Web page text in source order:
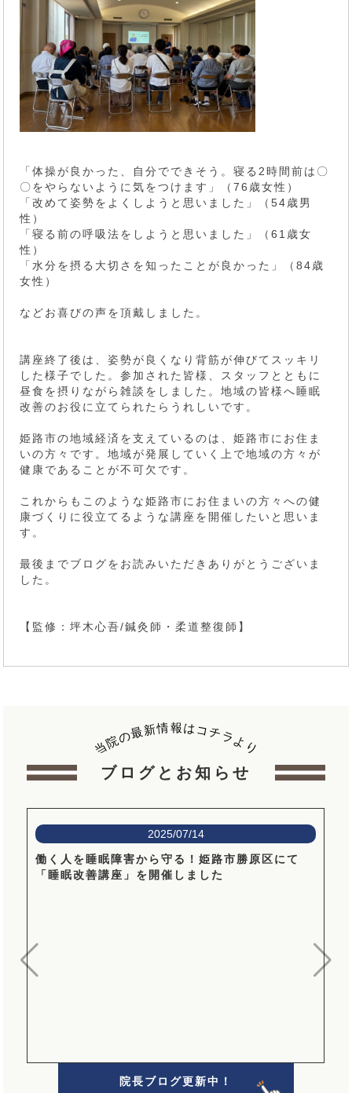
「体操が良かった、自分でできそう。寝る2時間前は〇
〇をやらないように気をつけます」（76歳女性）
「改めて姿勢をよくしようと思いました」（54歳男
性）
「寝る前の呼吸法をしようと思いました」（61歳女
性）
「水分を摂る大切さを知ったことが良かった」（84歳
女性）
などお喜びの声を頂戴しました。
講座終了後は、姿勢が良くなり背筋が伸びてスッキリ
した様子でした。参加された皆様、スタッフとともに
昼食を摂りながら雑談をしました。地域の皆様へ睡眠
改善のお役に立てられたらうれしいです。
姫路市の地域経済を支えているのは、姫路市にお住ま
いの方々です。地域が発展していく上で地域の方々が
健康であることが不可欠です。
これからもこのような姫路市にお住まいの方々への健
康づくりに役立てるような講座を開催したいと思いま
す。
最後までブログをお読みいただきありがとうございま
した。
【監修：坪木心吾/鍼灸師・柔道整復師】
当院の最新情報はコ チラより
ブログとお知らせ
2025/07/14
働く人を睡眠障害から守る！姫路市勝原区にて
「睡眠改善講座」を開催しました
院長ブログ更新中！